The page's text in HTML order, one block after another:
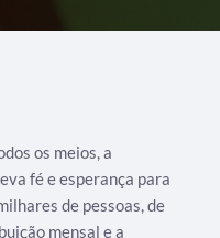
os meios, a
fé e esperança para
de pessoas, de
mensal e a